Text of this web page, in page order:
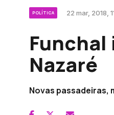
POLÍTICA 22 mar, 2018,
Funchal
Nazaré
Novas passadeiras,